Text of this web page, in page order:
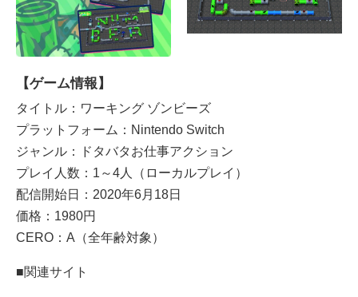
【ゲーム情報】
タイトル：ワーキング ゾンビーズ
プラットフォーム：Nintendo Switch
ジャンル：ドタバタお仕事アクション
プレイ人数：1～4人（ローカルプレイ）
配信開始日：2020年6月18日
価格：1980円
CERO：A（全年齢対象）
■関連サイト